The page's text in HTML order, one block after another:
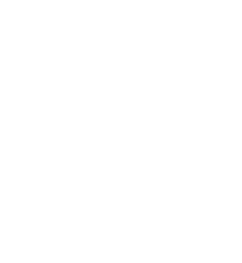
a validade desse tipo
especiais e as mais